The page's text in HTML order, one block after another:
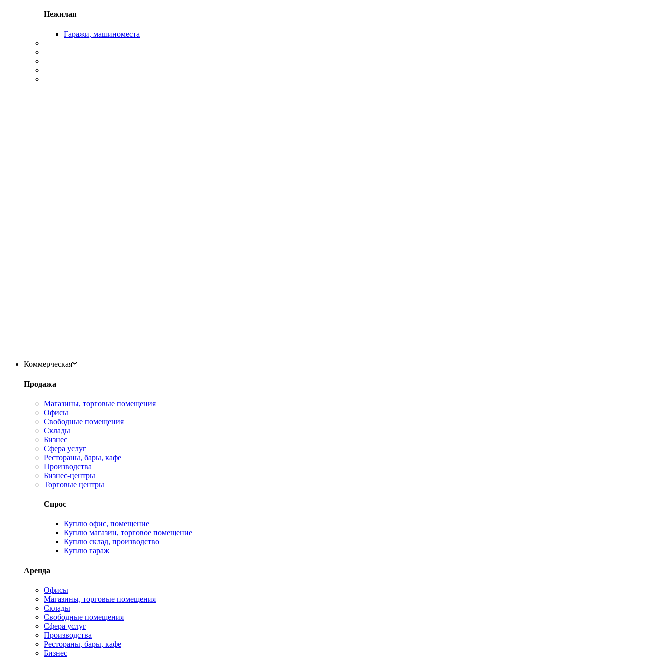
Нежилая
Гаражи, машиноместа
Коммерческая
Продажа
Магазины, торговые помещения
Офисы
Свободные помещения
Склады
Бизнес
Сфера услуг
Рестораны, бары, кафе
Производства
Бизнес-центры
Торговые центры
Спрос
Куплю офис, помещение
Куплю магазин, торговое помещение
Куплю склад, производство
Куплю гараж
Аренда
Офисы
Магазины, торговые помещения
Склады
Свободные помещения
Сфера услуг
Производства
Рестораны, бары, кафе
Бизнес